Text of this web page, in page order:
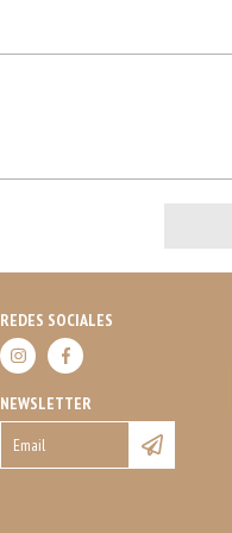
REDES SOCIALES
NEWSLETTER